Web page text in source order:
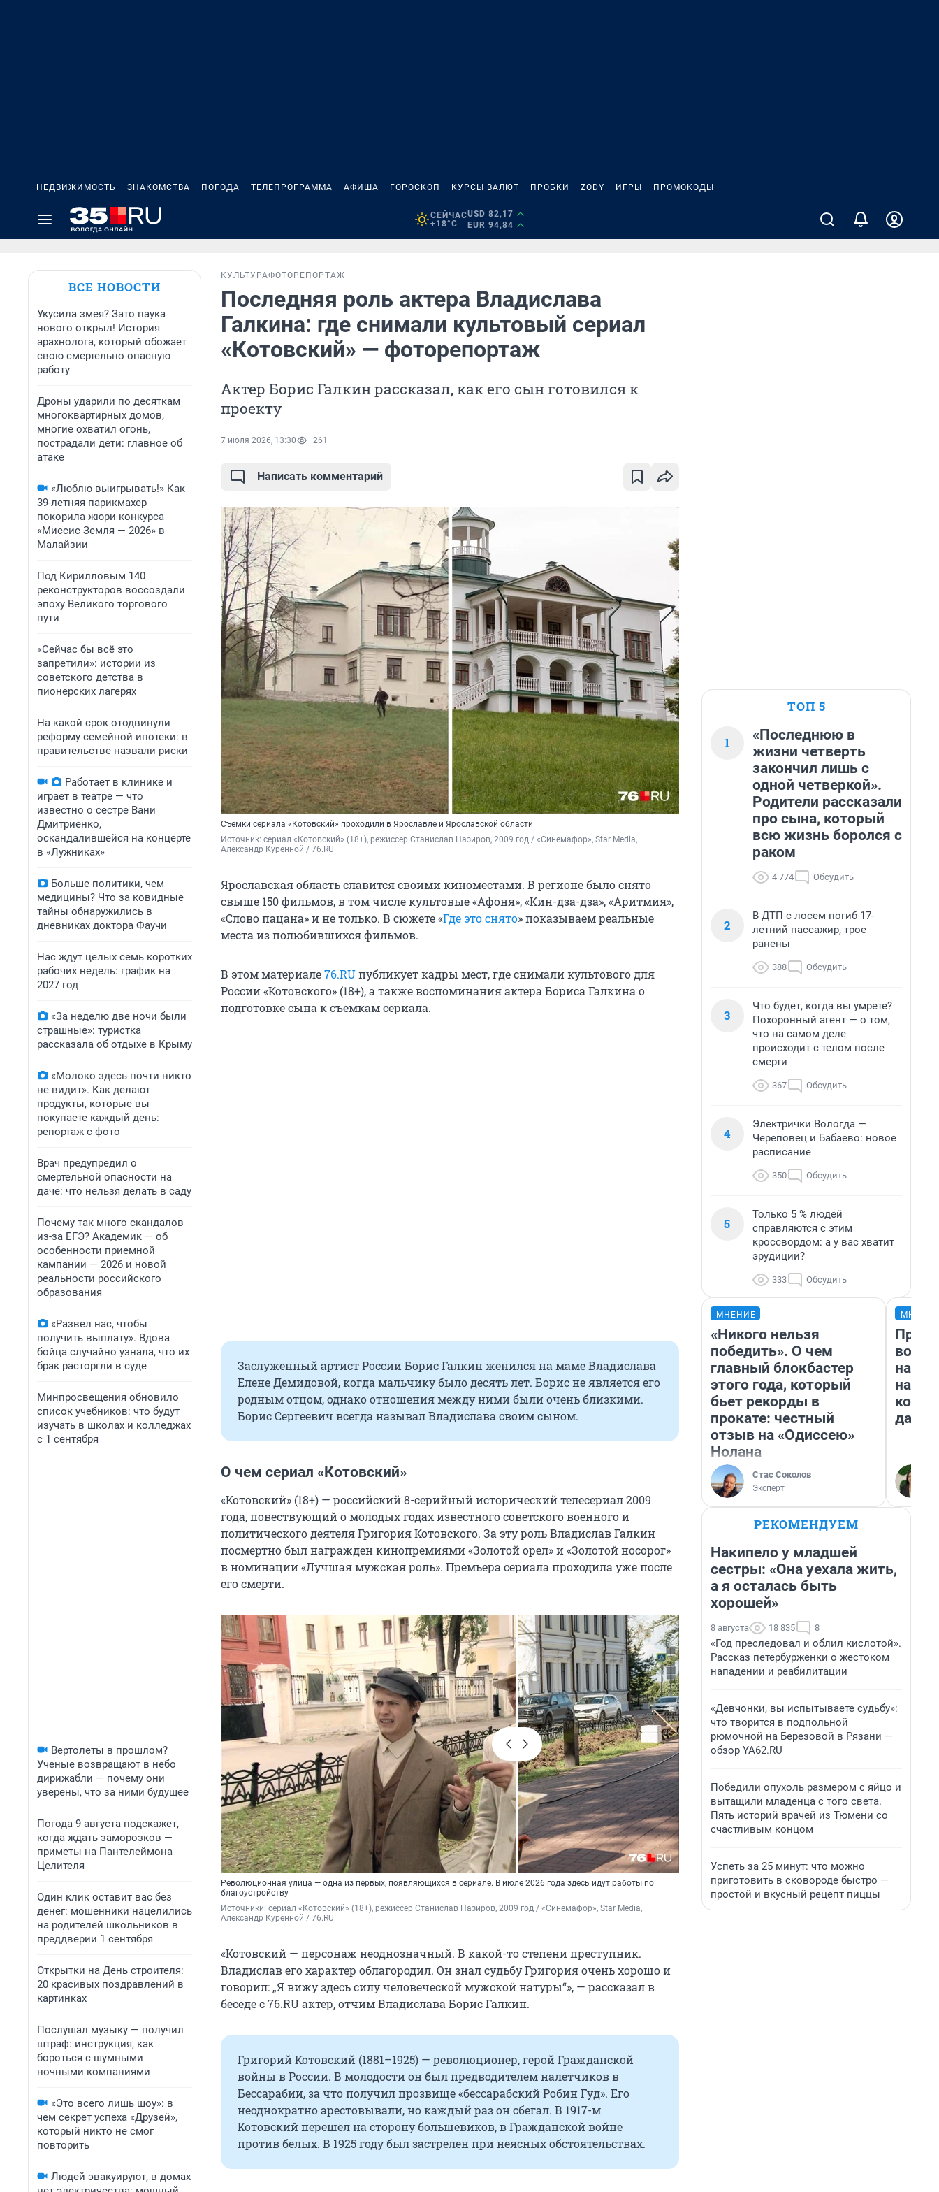
НЕДВИЖИМОСТЬ ЗНАКОМСТВА ПОГОДА ТЕЛЕПРОГРАММА АФИША ГОРОСКОП КУРСЫ ВАЛЮТ ПРОБКИ ZODY ИГРЫ ПРОМОКОДЫ
СЕЙЧАС
+18°C
USD 82,17
EUR 94,84
ВСЕ НОВОСТИ
Укусила змея? Зато паука
нового открыл! История
арахнолога, который обожает
свою смертельно опасную
работу
Дроны ударили по десяткам
многоквартирных домов,
многие охватил огонь,
пострадали дети: главное об
атаке
«Люблю выигрывать!» Как
39-летняя парикмахер
покорила жюри конкурса
«Миссис Земля — 2026» в
Малайзии
Под Кирилловым 140
реконструкторов воссоздали
эпоху Великого торгового
пути
«Сейчас бы всё это
запретили»: истории из
советского детства в
пионерских лагерях
На какой срок отодвинули
реформу семейной ипотеки: в
правительстве назвали риски
Работает в клинике и
играет в театре — что
известно о сестре Вани
Дмитриенко,
оскандалившейся на концерте
в «Лужниках»
Больше политики, чем
медицины? Что за ковидные
тайны обнаружились в
дневниках доктора Фаучи
Нас ждут целых семь коротких
рабочих недель: график на
2027 год
«За неделю две ночи были
страшные»: туристка
рассказала об отдыхе в Крыму
«Молоко здесь почти никто
не видит». Как делают
продукты, которые вы
покупаете каждый день:
репортаж с фото
Врач предупредил о
смертельной опасности на
даче: что нельзя делать в саду
Почему так много скандалов
из-за ЕГЭ? Академик — об
особенности приемной
кампании — 2026 и новой
реальности российского
образования
«Развел нас, чтобы
получить выплату». Вдова
бойца случайно узнала, что их
брак расторгли в суде
Минпросвещения обновило
список учебников: что будут
изучать в школах и колледжах
с 1 сентября
Вертолеты в прошлом?
Ученые возвращают в небо
дирижабли — почему они
уверены, что за ними будущее
Погода 9 августа подскажет,
когда ждать заморозков —
приметы на Пантелеймона
Целителя
Один клик оставит вас без
денег: мошенники нацелились
на родителей школьников в
преддверии 1 сентября
Открытки на День строителя:
20 красивых поздравлений в
картинках
Послушал музыку — получил
штраф: инструкция, как
бороться с шумными
ночными компаниями
«Это всего лишь шоу»: в
чем секрет успеха «Друзей»,
который никто не смог
повторить
Людей эвакуируют, в домах
КУЛЬТУРАФОТОРЕПОРТАЖ
Последняя роль актера Владислава
Галкина: где снимали культовый сериал
«Котовский» — фоторепортаж
Актер Борис Галкин рассказал, как его сын готовился к
проекту
7 июля 2026, 13:30 261
Написать комментарий
Съемки сериала «Котовский» проходили в Ярославле и Ярославской области
Источник: сериал «Котовский» (18+), режиссер Станислав Назиров, 2009 год / «Синемафор», Star Media,
Александр Куренной / 76.RU
Ярославская область славится своими киноместами. В регионе было снято
свыше 150 фильмов, в том числе культовые «Афоня», «Кин-дза-дза», «Аритмия»,
«Слово пацана» и не только. В сюжете «Где это снято» показываем реальные
места из полюбившихся фильмов.
В этом материале76.RUпубликует кадры мест, где снимали культового для
России «Котовского» (18+), а также воспоминания актера Бориса Галкина о
подготовке сына к съемкам сериала.
Заслуженный артист России Борис Галкин женился на маме Владислава
Елене Демидовой, когда мальчику было десять лет. Борис не является его
родным отцом, однако отношения между ними были очень близкими.
Борис Сергеевич всегда называл Владислава своим сыном.
О чем сериал «Котовский»
«Котовский» (18+) — российский 8-серийный исторический телесериал 2009
года, повествующий о молодых годах известного советского военного и
политического деятеля Григория Котовского. За эту роль Владислав Галкин
посмертно был награжден кинопремиями «Золотой орел» и «Золотой носорог»
в номинации «Лучшая мужская роль». Премьера сериала проходила уже после
его смерти.
Революционная улица — одна из первых, появляющихся в сериале. В июле 2026 года здесь идут работы по
благоустройству
Источники: сериал «Котовский» (18+), режиссер Станислав Назиров, 2009 год / «Синемафор», Star Media,
Александр Куренной / 76.RU
«Котовский — персонаж неоднозначный. В какой-то степени преступник.
Владислав его характер облагородил. Он знал судьбу Григория очень хорошо и
говорил: „Я вижу здесь силу человеческой мужской натуры“», — рассказал в
беседе с 76.RU актер, отчим Владислава Борис Галкин.
Григорий Котовский (1881–1925) — революционер, герой Гражданской
войны в России. В молодости он был предводителем налетчиков в
Бессарабии, за что получил прозвище «бессарабский Робин Гуд». Его
неоднократно арестовывали, но каждый раз он сбегал. В 1917-м
Котовский перешел на сторону большевиков, в Гражданской войне
против белых. В 1925 году был застрелен при неясных обстоятельствах.
ТОП 5
1
«Последнюю в
жизни четверть
закончил лишь с
одной четверкой».
Родители рассказали
про сына, который
всю жизнь боролся с
раком
4 774 Обсудить
2
В ДТП с лосем погиб 17-
летний пассажир, трое
ранены
388 Обсудить
3
Что будет, когда вы умрете?
Похоронный агент — о том,
что на самом деле
происходит с телом после
смерти
367 Обсудить
4
Электрички Вологда —
Череповец и Бабаево: новое
расписание
350 Обсудить
5
Только 5 % людей
справляются с этим
кроссвордом: а у вас хватит
эрудиции?
333 Обсудить
МНЕНИЕ
«Никого нельзя
победить». О чем
главный блокбастер
этого года, который
бьет рекорды в
прокате: честный
отзыв на «Одиссею»
Нолана
Стас Соколов
Эксперт
нам
даже
РЕКОМЕНДУЕМ
Накипело у младшей
сестры: «Она уехала жить,
а я осталась быть
хорошей»
8 августа 18 835 8
«Год преследовал и облил кислотой».
Рассказ петербурженки о жестоком
нападении и реабилитации
«Девчонки, вы испытываете судьбу»:
что творится в подпольной
рюмочной на Березовой в Рязани —
обзор YA62.RU
Победили опухоль размером с яйцо и
вытащили младенца с того света.
Пять историй врачей из Тюмени со
счастливым концом
Успеть за 25 минут: что можно
приготовить в сковороде быстро —
простой и вкусный рецепт пиццы